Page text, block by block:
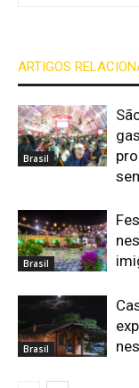
ARTIGOS
Brasil
Brasil
Brasil